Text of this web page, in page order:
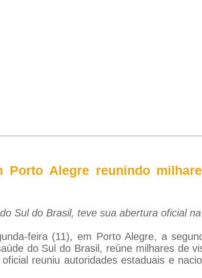
Porto Alegre reunindo
Sul do Brasil, teve sua abertura oficial
feira (11), em Porto Alegre, a
do Sul do Brasil, reúne milhares de
reuniu autoridades estaduais e